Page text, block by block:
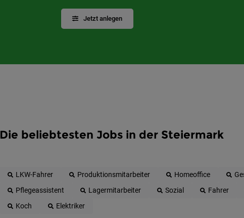
Jetzt anlegen
Die beliebtesten Jobs in der Steiermark
LKW-Fahrer Produktionsmitarbeiter Homeoffice
Pflegeassistent
Lagermitarbeiter Sozial Fahrer
Koch
Elektriker